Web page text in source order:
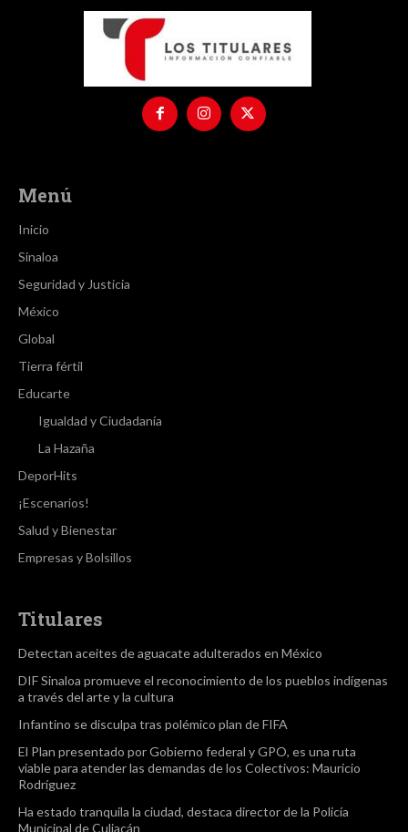
Menú
Inicio
Sinaloa
Seguridad y Justicia
México
Global
Tierra fértil
Educarte
Igualdad y Ciudadanía
La Hazaña
DeporHits
¡Escenarios!
Salud y Bienestar
Empresas y Bolsillos
Titulares
Detectan aceites de aguacate adulterados en México
DIF Sinaloa promueve el reconocimiento de los pueblos indígenas
a través del arte y la cultura
Infantino se disculpa tras polémico plan de FIFA
El Plan presentado por Gobierno federal y GPO, es una ruta
viable para atender las demandas de los Colectivos: Mauricio
Rodríguez
Ha estado tranquila la ciudad, destaca director de la Policía
Municipal de Culiacán